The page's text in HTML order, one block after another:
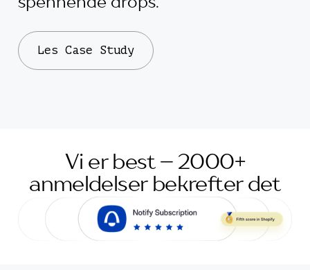
Les Case Study
Vi er best – 2000+
anmeldelser bekrefter det